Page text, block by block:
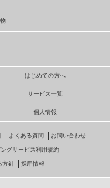
はじめての方へ
サービス一覧
個人情報
よくある質問 お問い合わせ
グサービス利用規約
方針 採用情報